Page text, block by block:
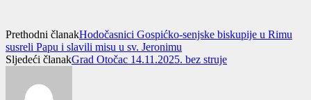
Prethodni članakHodočasnici Gospićko-senjske biskupije u Rimu
susreli Papu i slavili misu u sv. Jeronimu
Sljedeći članakGrad Otočac 14.11.2025. bez struje